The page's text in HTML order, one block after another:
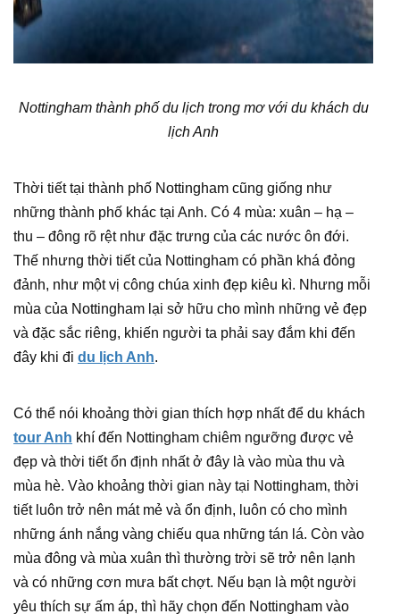
Nottingham thành phố du lịch trong mơ với du khách du
lịch Anh
Thời tiết tại thành phố Nottingham cũng giống như
những thành phố khác tại Anh. Có 4 mùa: xuân – hạ –
thu – đông rõ rệt như đặc trưng của các nước ôn đới.
Thế nhưng thời tiết của Nottingham có phần khá đỏng
đảnh, như một vị công chúa xinh đẹp kiêu kì. Nhưng mỗi
mùa của Nottingham lại sở hữu cho mình những vẻ đẹp
và đặc sắc riêng, khiến người ta phải say đắm khi đến
đây khi đi du lịch Anh.
Có thể nói khoảng thời gian thích hợp nhất để du khách
tour Anh khí đến Nottingham chiêm ngưỡng được vẻ
đẹp và thời tiết ổn định nhất ở đây là vào mùa thu và
mùa hè. Vào khoảng thời gian này tại Nottingham, thời
tiết luôn trở nên mát mẻ và ổn định, luôn có cho mình
những ánh nắng vàng chiếu qua những tán lá. Còn vào
mùa đông và mùa xuân thì thường trời sẽ trở nên lạnh
và có những cơn mưa bất chợt. Nếu bạn là một người
yêu thích sự ấm áp, thì hãy chọn đến Nottingham vào